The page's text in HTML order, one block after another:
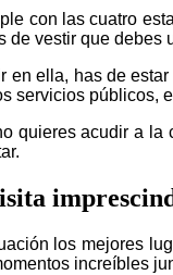
con las cuatro
de vestir que debes
en ella, has de
servicios públicos,
quieres acudir a
los mejores
increíbles